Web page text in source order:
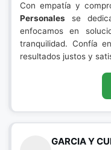
Con empatía y
Personales se
enfocamos en
tranquilidad. Confía
resultados justos y
GARCIA Y